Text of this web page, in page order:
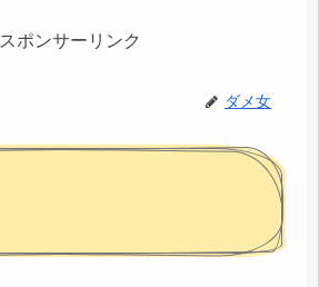
スポンサーリンク
ダメ女